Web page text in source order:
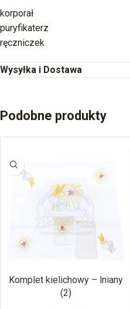
korporał
puryfikaterz
ręczniczek
Wysyłka i Dostawa
Podobne produkty
Komplet kielichowy – lniany
(2)